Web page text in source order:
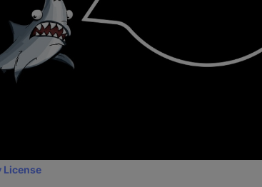
License